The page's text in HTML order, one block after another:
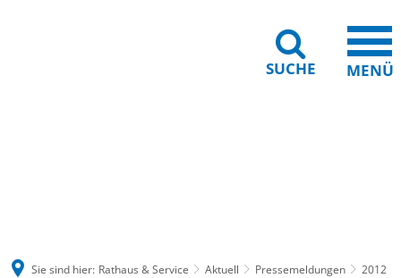
SUCHE MENÜ
Sie sind hier: Rathaus & Service Aktuell Pressemeldungen
2012